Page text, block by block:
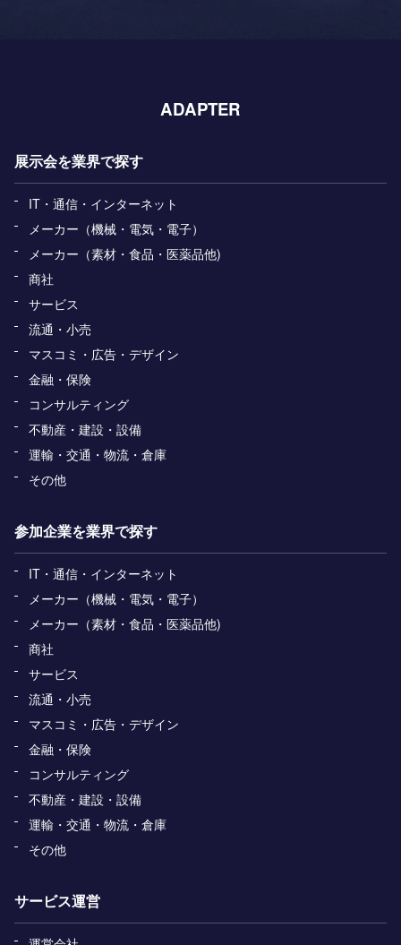
ADAPTER
展示会を業界で探す
IT・通信・インターネット
メーカー（機械・電気・電子）
メーカー（素材・食品・医薬品他)
商社
サービス
流通・小売
マスコミ・広告・デザイン
金融・保険
コンサルティング
不動産・建設・設備
運輸・交通・物流・倉庫
その他
参加企業を業界で探す
IT・通信・インターネット
メーカー（機械・電気・電子）
メーカー（素材・食品・医薬品他)
商社
サービス
流通・小売
マスコミ・広告・デザイン
金融・保険
コンサルティング
不動産・建設・設備
運輸・交通・物流・倉庫
その他
サービス運営